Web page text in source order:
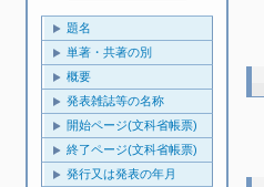
題名
単著・共著の別
概要
発表雑誌等の名称
開始ページ(文科省帳票)
終了ページ(文科省帳票)
発行又は発表の年月